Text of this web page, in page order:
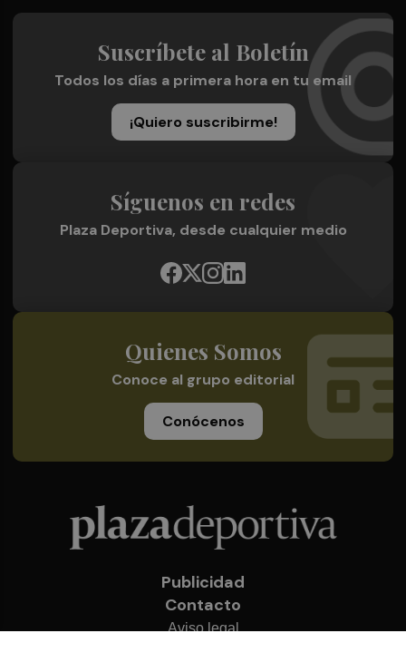
Suscríbete al Boletín
Todos los días a primera hora en tu email
¡Quiero suscribirme!
Síguenos en redes
Plaza Deportiva, desde cualquier medio
Quienes Somos
Conoce al grupo editorial
Conócenos
Publicidad
Contacto
Aviso legal